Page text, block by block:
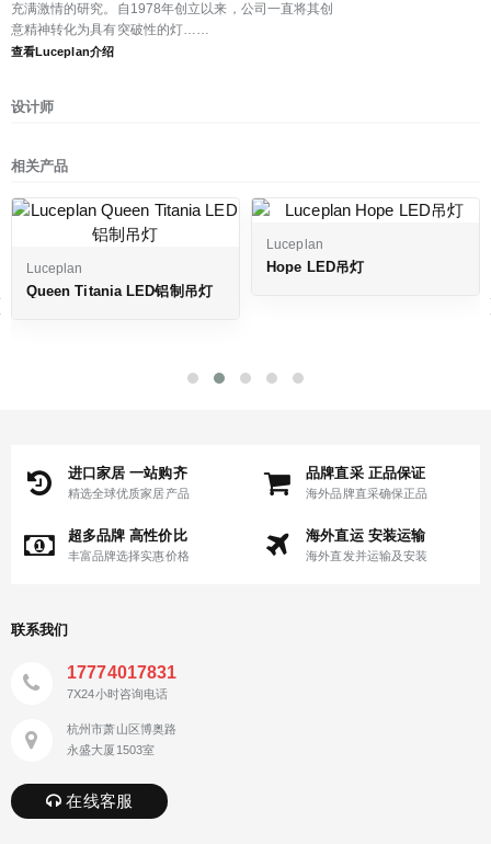
充满激情的研究。自1978年创立以来，公司一直将其创
意精神转化为具有突破性的灯……
查看Luceplan介绍
设计师
相关产品
Luceplan
Queen Titania LED铝制吊灯
Luceplan
Hope LED吊灯
进口家居 一站购齐
精选全球优质家居产品
品牌直采 正品保证
海外品牌直采确保正品
超多品牌 高性价比
丰富品牌选择实惠价格
海外直运 安装运输
海外直发并运输及安装
联系我们
17774017831
7X24小时咨询电话
杭州市萧山区博奥路
永盛大厦1503室
在线客服